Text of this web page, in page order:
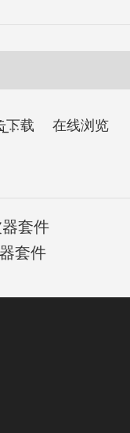
P10-13_filter kit_BF-K8-WX_卫星应用成套带通滤波器.pdf
下载 在线浏览
套件
套件